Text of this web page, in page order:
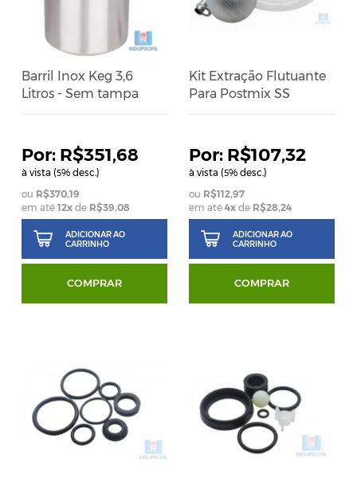
Barril Inox Keg 3,6
Litros - Sem tampa
R$351,68
à vista (5% desc.)
R$370,19
em até12x de R$39,08
ADICIONAR AO
CARRINHO
COMPRAR
Kit Extração Flutuante
Para Postmix SS
R$107,32
à vista (5% desc.)
R$112,97
em até 4xde R$28,24
ADICIONAR AO
CARRINHO
COMPRAR